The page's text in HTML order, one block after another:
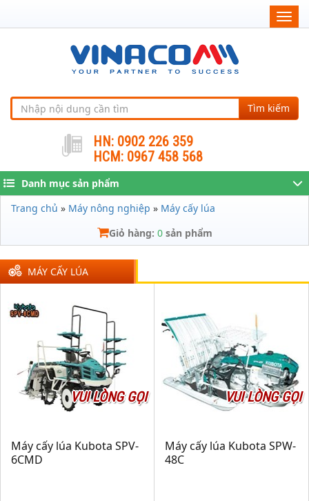
Tìm kiếm
HN: 0902 226 359
HCM: 0967 458 568
Danh mục sản phẩm
Trang chủ » Máy nông nghiệp » Máy cấy lúa
Giỏ hàng: 0sản phẩm
MÁY CẤY LÚA
VUI LÒNG GỌI
Máy cấy lúa Kubota SPV-
6CMD
VUI LÒNG GỌI
Máy cấy lúa Kubota SPW-
48C